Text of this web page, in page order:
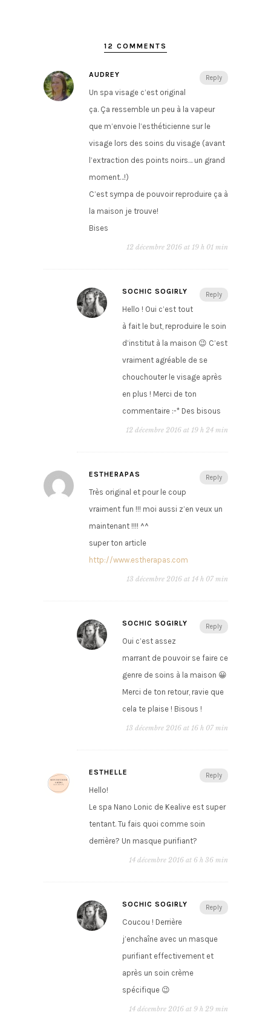
12 COMMENTS
Reply
AUDREY
Un spa visage c’est original
ça. Ça ressemble un peu à la vapeur
que m’envoie l’esthéticienne sur le
visage lors des soins du visage (avant
l’extraction des points noirs… un grand
moment…!)
C’est sympa de pouvoir reproduire ça à
la maison je trouve!
Bises
12 décembre 2016 at 19 h 01 min
Reply
SOCHIC SOGIRLY
Hello ! Oui c’est tout
à fait le but, reproduire le soin
d’institut à la maison 😉 C’est
vraiment agréable de se
chouchouter le visage après
en plus ! Merci de ton
commentaire :-* Des bisous
12 décembre 2016 at 19 h 24 min
Reply
ESTHERAPAS
Très original et pour le coup
vraiment fun !!! moi aussi z’en veux un
maintenant !!!! ^^
super ton article
http://www.estherapas.com
13 décembre 2016 at 14 h 07 min
Reply
SOCHIC SOGIRLY
Oui c’est assez
marrant de pouvoir se faire ce
genre de soins à la maison 😀
Merci de ton retour, ravie que
cela te plaise ! Bisous !
13 décembre 2016 at 16 h 07 min
Reply
ESTHELLE
Hello!
Le spa Nano Lonic de Kealive est super
tentant. Tu fais quoi comme soin
derrière? Un masque purifiant?
14 décembre 2016 at 6 h 36 min
Reply
SOCHIC SOGIRLY
Coucou ! Derrière
j’enchaîne avec un masque
purifiant effectivement et
après un soin crème
spécifique 😉
14 décembre 2016 at 9 h 29 min